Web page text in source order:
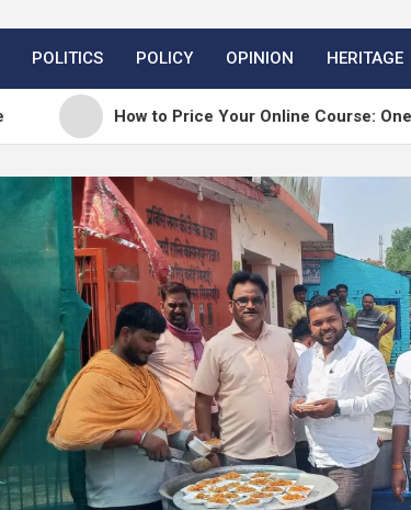
POLITICS POLICY OPINION HERITAGE
How to Price Your Online Course: One-Time vs